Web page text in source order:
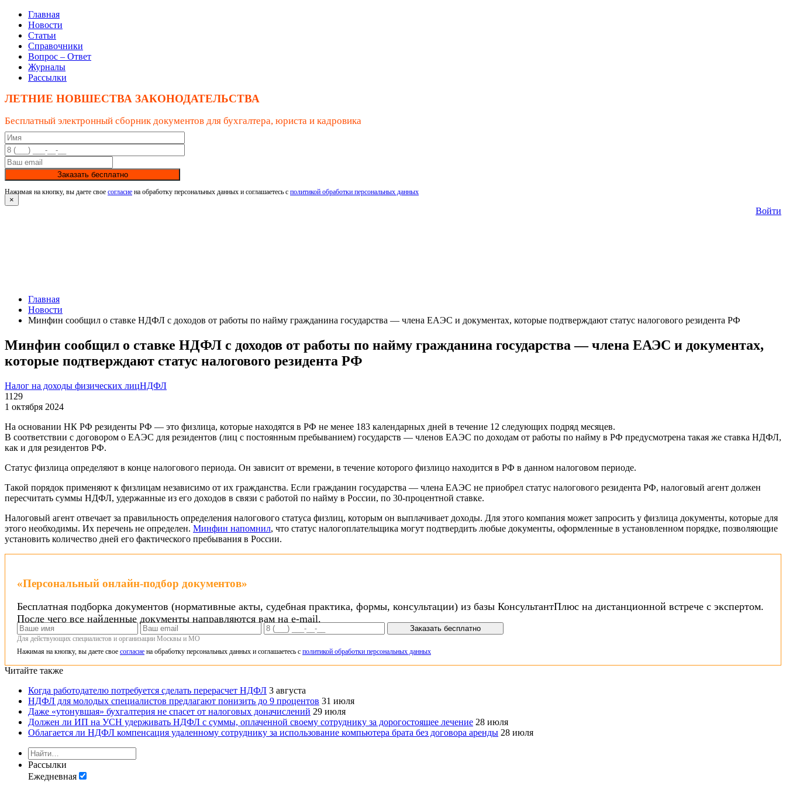
Главная
Новости
Статьи
Справочники
Вопрос – Ответ
Журналы
Рассылки
ЛЕТНИЕ НОВШЕСТВА ЗАКОНОДАТЕЛЬСТВА
Бесплатный электронный сборник документов для бухгалтера, юриста и кадровика
Заказать бесплатно
Нажимая на кнопку, вы даете свое согласие на обработку персональных данных и соглашаетесь с политикой обработки персональных данных
×
Войти
Главная
Новости
Минфин сообщил о ставке НДФЛ с доходов от работы по найму гражданина государства — члена ЕАЭС и документах, которые подтверждают статус налогового резидента РФ
Минфин сообщил о ставке НДФЛ с доходов от работы по найму гражданина государства — члена ЕАЭС и документах,
которые подтверждают статус налогового резидента РФ
Налог на доходы физических лицНДФЛ
1129
1 октября 2024
На основании НК РФ резиденты РФ — это физлица, которые находятся в РФ не менее 183 календарных дней в течение 12 следующих подряд месяцев.
В соответствии с договором о ЕАЭС для резидентов (лиц с постоянным пребыванием) государств — членов ЕАЭС по доходам от работы по найму в РФ предусмотрена такая же ставка НДФЛ,
как и для резидентов РФ.
Статус физлица определяют в конце налогового периода. Он зависит от времени, в течение которого физлицо находится в РФ в данном налоговом периоде.
Такой порядок применяют к физлицам независимо от их гражданства. Если гражданин государства — члена ЕАЭС не приобрел статус налогового резидента РФ, налоговый агент должен
пересчитать суммы НДФЛ, удержанные из его доходов в связи с работой по найму в России, по 30-процентной ставке.
Налоговый агент отвечает за правильность определения налогового статуса физлиц, которым он выплачивает доходы. Для этого компания может запросить у физлица документы, которые для
этого необходимы. Их перечень не определен. Минфин напомнил, что статус налогоплательщика могут подтвердить любые документы, оформленные в установленном порядке, позволяющие
установить количество дней его фактического пребывания в России.
«Персональный онлайн-подбор документов»
Бесплатная подборка документов (нормативные акты, судебная практика, формы, консультации) из базы КонсультантПлюс на дистанционной встрече с экспертом.
После чего все найденные документы направляются вам на e-mail.
Заказать бесплатно
Для действующих специалистов и организации Москвы и МО
Нажимая на кнопку, вы даете свое согласие на обработку персональных данных и соглашаетесь с политикой обработки персональных данных
Читайте также
Когда работодателю потребуется сделать перерасчет НДФЛ 3 августа
НДФЛ для молодых специалистов предлагают понизить до 9 процентов 31 июля
Даже «утонувшая» бухгалтерия не спасет от налоговых доначислений 29 июля
Должен ли ИП на УСН удерживать НДФЛ с суммы, оплаченной своему сотруднику за дорогостоящее лечение 28 июля
Облагается ли НДФЛ компенсация удаленному сотруднику за использование компьютера брата без договора аренды 28 июля
Рассылки
Ежедневная